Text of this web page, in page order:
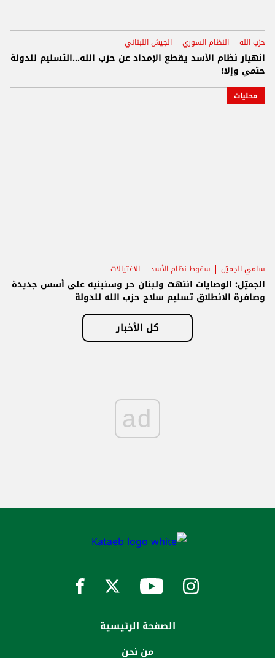
حزب الله النظام السوري الجيش اللبناني
انهيار نظام الأسد يقطع الإمداد عن حزب الله...التسليم للدولة
حتمي وإلا!
محليات
سامي الجميّل سقوط نظام الأسد الاغتيالات
الجميّل: الوصايات انتهت ولبنان حر وسنبنيه على أسس جديدة
وصافرة الانطلاق تسليم سلاح حزب الله للدولة
كل الأخبار
ad
الصفحة الرئيسية
من نحن